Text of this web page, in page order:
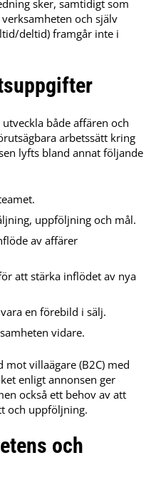
sker, samtidigt som
och själv
deltid) framgår inte i
både affären och
arbetssätt kring
lyfts bland annat följande
uppföljning och mål.
av affärer
att stärka inflödet av nya
en förebild i sälj.
vidare.
villaägare (B2C) med
enligt annonsen ger
också ett behov av att
och uppföljning.
och